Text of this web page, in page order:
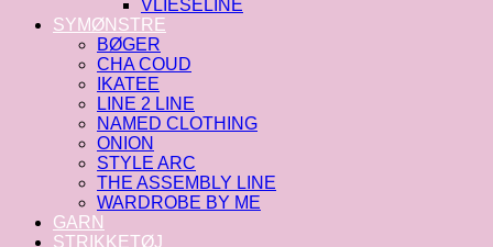
VLIESELINE
SYMØNSTRE
BØGER
CHA COUD
IKATEE
LINE 2 LINE
NAMED CLOTHING
ONION
STYLE ARC
THE ASSEMBLY LINE
WARDROBE BY ME
GARN
STRIKKETØJ